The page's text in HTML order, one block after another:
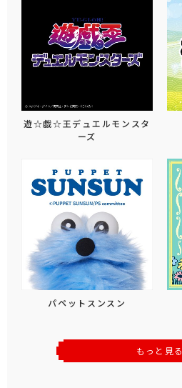
遊☆戯☆王デュエルモンスタ
ーズ
パペットスンスン
もっと見る